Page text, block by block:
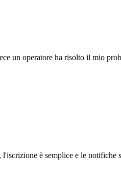
un operatore ha risolto il mio
è semplice e le